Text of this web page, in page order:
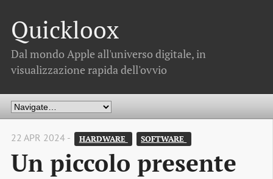
Quickloox
Dal mondo Apple all'universo digitale, in
visualizzazione rapida dell'ovvio
22 APR 2024 - HARDWARE SOFTWARE
Un piccolo presente